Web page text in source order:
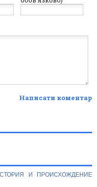
Написати коментар
И ПРОИСХОЖДЕНИЕ